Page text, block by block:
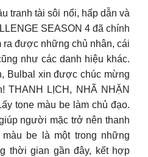
tranh tài sôi nổi, hấp dẫn và
SEASON 4 đã chính
được những chủ nhân, cái
như các danh hiệu khác.
Bulbal xin được chúc mừng
THANH LỊCH, NHÃ NHẶN
tone màu be làm chủ đạo.
người mặc trở nên thanh
be là một trong những
thời gian gần đây, kết hợp